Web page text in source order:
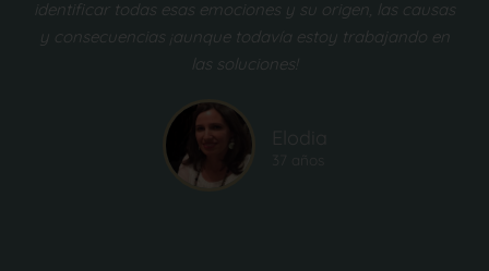
identificar todas esas emociones y su origen, las causas
y consecuencias ¡aunque todavía estoy trabajando en
las soluciones!